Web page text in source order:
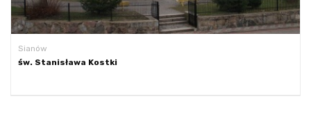
Sianów
św. Stanisława Kostki